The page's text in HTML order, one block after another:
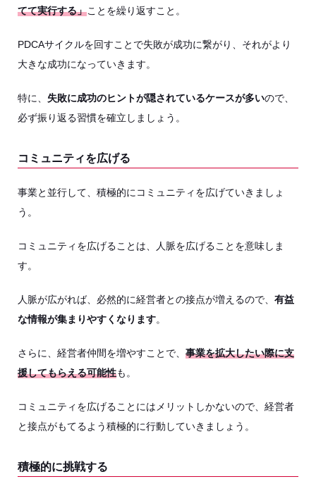
てて実行する」ことを繰り返すこと。
PDCAサイクルを回すことで失敗が成功に繋がり、それがより
大きな成功になっていきます。
特に、 失敗に成功のヒントが隠されているケースが多いので、
必ず振り返る習慣を確立しましょう。
コミュニティを広げる
事業と並行して、積極的にコミュニティを広げていきましょ
う。
コミュニティを広げることは、人脈を広げることを意味しま
す。
人脈が広がれば、必然的に経営者との接点が増えるので、 有益
な情報が集まりやすくなります。
さらに、経営者仲間を増やすことで、 事業を拡大したい際に支
援してもらえる可能性も。
コミュニティを広げることにはメリットしかないので、経営者
と接点がもてるよう積極的に行動していきましょう。
積極的に挑戦する